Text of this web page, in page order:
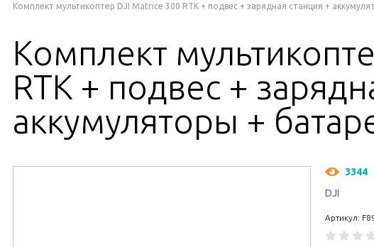
Комплект мультикоптер DJI Matrice 300 RTK + подвес + зарядная станция +
Комплект
RTK + подвес +
аккумуляторы +
3344
DJI
Артикул: